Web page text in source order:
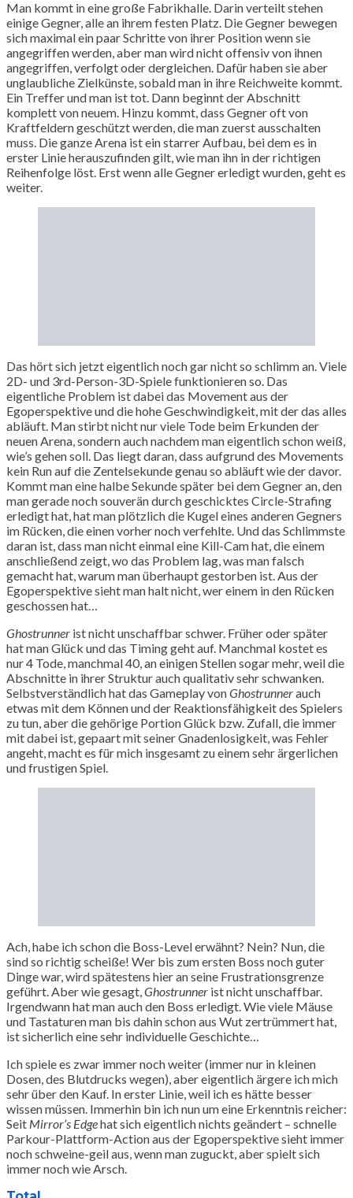
Man kommt in eine große Fabrikhalle. Darin verteilt stehen
einige Gegner, alle an ihrem festen Platz. Die Gegner bewegen
sich maximal ein paar Schritte von ihrer Position wenn sie
angegriffen werden, aber man wird nicht offensiv von ihnen
angegriffen, verfolgt oder dergleichen. Dafür haben sie aber
unglaubliche Zielkünste, sobald man in ihre Reichweite kommt.
Ein Treffer und man ist tot. Dann beginnt der Abschnitt
komplett von neuem. Hinzu kommt, dass Gegner oft von
Kraftfeldern geschützt werden, die man zuerst ausschalten
muss. Die ganze Arena ist ein starrer Aufbau, bei dem es in
erster Linie herauszufinden gilt, wie man ihn in der richtigen
Reihenfolge löst. Erst wenn alle Gegner erledigt wurden, geht es
weiter.
Das hört sich jetzt eigentlich noch gar nicht so schlimm an. Viele
2D- und 3rd-Person-3D-Spiele funktionieren so. Das
eigentliche Problem ist dabei das Movement aus der
Egoperspektive und die hohe Geschwindigkeit, mit der das alles
abläuft. Man stirbt nicht nur viele Tode beim Erkunden der
neuen Arena, sondern auch nachdem man eigentlich schon weiß,
wie’s gehen soll. Das liegt daran, dass aufgrund des Movements
kein Run auf die Zentelsekunde genau so abläuft wie der davor.
Kommt man eine halbe Sekunde später bei dem Gegner an, den
man gerade noch souverän durch geschicktes Circle-Strafing
erledigt hat, hat man plötzlich die Kugel eines anderen Gegners
im Rücken, die einen vorher noch verfehlte. Und das Schlimmste
daran ist, dass man nicht einmal eine Kill-Cam hat, die einem
anschließend zeigt, wo das Problem lag, was man falsch
gemacht hat, warum man überhaupt gestorben ist. Aus der
Egoperspektive sieht man halt nicht, wer einem in den Rücken
geschossen hat…
Ghostrunner ist nicht unschaffbar schwer. Früher oder später
hat man Glück und das Timing geht auf. Manchmal kostet es
nur 4 Tode, manchmal 40, an einigen Stellen sogar mehr, weil die
Abschnitte in ihrer Struktur auch qualitativ sehr schwanken.
Selbstverständlich hat das Gameplay vonGhostrunnerauch
etwas mit dem Können und der Reaktionsfähigkeit des Spielers
zu tun, aber die gehörige Portion Glück bzw. Zufall, die immer
mit dabei ist, gepaart mit seiner Gnadenlosigkeit, was Fehler
angeht, macht es für mich insgesamt zu einem sehr ärgerlichen
und frustigen Spiel.
Ach, habe ich schon die Boss-Level erwähnt? Nein? Nun, die
sind so richtig scheiße! Wer bis zum ersten Boss noch guter
Dinge war, wird spätestens hier an seine Frustrationsgrenze
geführt. Aber wie gesagt, Ghostrunner ist nicht unschaffbar.
Irgendwann hat man auch den Boss erledigt. Wie viele Mäuse
und Tastaturen man bis dahin schon aus Wut zertrümmert hat,
ist sicherlich eine sehr individuelle Geschichte…
Ich spiele es zwar immer noch weiter (immer nur in kleinen
Dosen, des Blutdrucks wegen), aber eigentlich ärgere ich mich
sehr über den Kauf. In erster Linie, weil ich es hätte besser
wissen müssen. Immerhin bin ich nun um eine Erkenntnis reicher:
Seit Mirror’s Edgehat sich eigentlich nichts geändert – schnelle
Parkour-Plattform-Action aus der Egoperspektive sieht immer
noch schweine-geil aus, wenn man zuguckt, aber spielt sich
immer noch wie Arsch.